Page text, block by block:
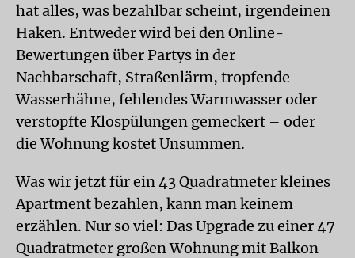
hat alles, was bezahlbar scheint, irgendeinen
Haken. Entweder wird bei den Online-
Bewertungen über Partys in der
Nachbarschaft, Straßenlärm, tropfende
Wasserhähne, fehlendes Warmwasser oder
verstopfte Klospülungen gemeckert – oder
die Wohnung kostet Unsummen.
Was wir jetzt für ein 43 Quadratmeter kleines
Apartment bezahlen, kann man keinem
erzählen. Nur so viel: Das Upgrade zu einer 47
Quadratmeter großen Wohnung mit Balkon